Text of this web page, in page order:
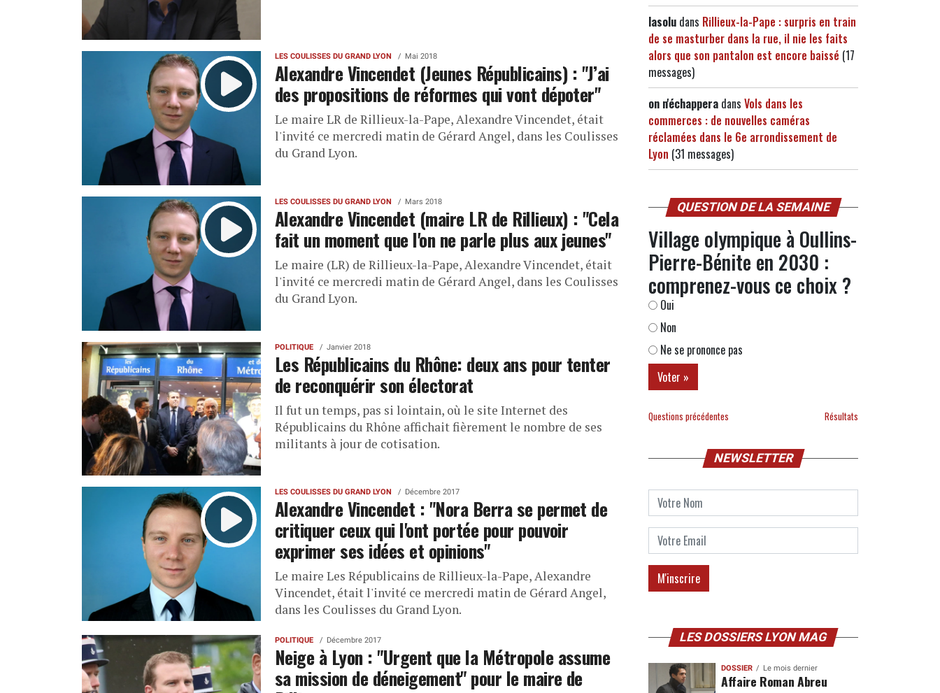
LES COULISSES DU GRAND LYON Mai 2018
Alexandre Vincendet (Jeunes Républicains) : "J’ai
des propositions de réformes qui vont dépoter"
Le maire LR de Rillieux-la-Pape, Alexandre Vincendet, était
l'invité ce mercredi matin de Gérard Angel, dans les Coulisses
du Grand Lyon.
LES COULISSES DU GRAND LYON Mars 2018
Alexandre Vincendet (maire LR de Rillieux) : "Cela
fait un moment que l'on ne parle plus aux jeunes"
Le maire (LR) de Rillieux-la-Pape, Alexandre Vincendet, était
l'invité ce mercredi matin de Gérard Angel, dans les Coulisses
du Grand Lyon.
POLITIQUE Janvier 2018
Les Républicains du Rhône: deux ans pour tenter
de reconquérir son électorat
Il fut un temps, pas si lointain, où le site Internet des
Républicains du Rhône affichait fièrement le nombre de ses
militants à jour de cotisation.
LES COULISSES DU GRAND LYON Décembre 2017
Alexandre Vincendet : "Nora Berra se permet de
critiquer ceux qui l'ont portée pour pouvoir
exprimer ses idées et opinions"
Le maire Les Républicains de Rillieux-la-Pape, Alexandre
Vincendet, était l'invité ce mercredi matin de Gérard Angel,
dans les Coulisses du Grand Lyon.
POLITIQUE Décembre 2017
Neige à Lyon : "Urgent que la Métropole assume
sa mission de déneigement" pour le maire de
lasolu dans Rillieux-la-Pape : surpris en train
de se masturber dans la rue, il nie les faits
alors que son pantalon est encore baissé (17
messages)
on n'échappera dans Vols dans les
commerces : de nouvelles caméras
réclamées dans le 6e arrondissement de
Lyon (31 messages)
QUESTION DE LA SEMAINE
Village olympique à Oullins-
Pierre-Bénite en 2030 :
comprenez-vous ce choix ?
Oui
Non
Ne se prononce pas
Questions précédentes Résultats
NEWSLETTER
LES DOSSIERS LYON MAG
DOSSIER Le mois dernier
Affaire Roman Abreu